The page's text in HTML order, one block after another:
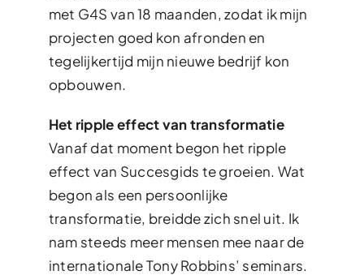
met G4S van 18 maanden, zodat ik mijn
projecten goed kon afronden en
tegelijkertijd mijn nieuwe bedrijf kon
opbouwen.
Het ripple effect van transformatie
Vanaf dat moment begon het ripple
effect van Succesgids te groeien. Wat
begon als een persoonlijke
transformatie, breidde zich snel uit. Ik
nam steeds meer mensen mee naar de
internationale Tony Robbins’ seminars.